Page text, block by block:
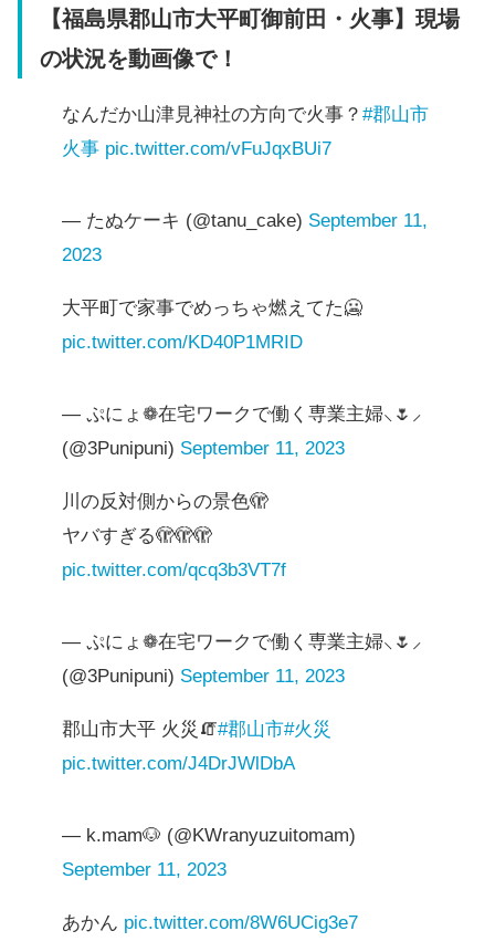
【福島県郡山市大平町御前田・火事】現場
の状況を動画像で！
なんだか山津見神社の方向で火事？ #郡山市
火事 pic.twitter.com/vFuJqxBUi7
— たぬケーキ (@tanu_cake) September 11,
2023
大平町で家事でめっちゃ燃えてた🥶
pic.twitter.com/KD40P1MRID
— ぷにょ❁在宅ワークで働く専業主婦⸜🌷︎⸝‍
(@3Punipuni) September 11, 2023
川の反対側からの景色🫣
ヤバすぎる🫣🫣🫣
pic.twitter.com/qcq3b3VT7f
— ぷにょ❁在宅ワークで働く専業主婦⸜🌷︎⸝‍
(@3Punipuni) September 11, 2023
郡山市大平 火災🧯#郡山市#火災
pic.twitter.com/J4DrJWlDbA
— k.mam🐶 (@KWranyuzuitomam)
September 11, 2023
あかん pic.twitter.com/8W6UCig3e7